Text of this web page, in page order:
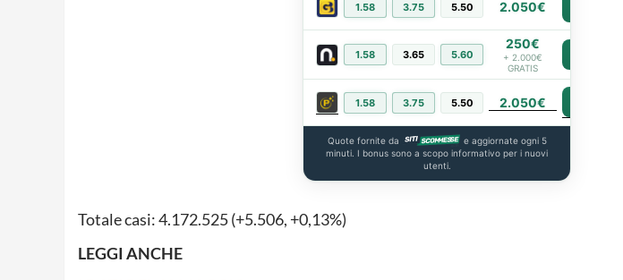
1.58 3.75 5.50 2.050€
1.58 3.65 5.60
250€
+ 2.000€
GRATIS
1.58 3.75 5.50 2.050€
Quote fornite da
e aggiornate ogni 5
minuti. I bonus sono a scopo informativo per i nuovi
utenti.
Totale casi: 4.172.525 (+5.506, +0,13%)
LEGGI ANCHE